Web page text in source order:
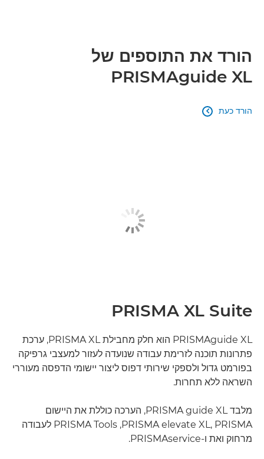
הורד את התוספים של
PRISMAguide XL
הורד כעת 
PRISMA XL Suite
PRISMAguide XL הוא חלק מחבילת PRISMA XL, ערכת
פתרונות תוכנה לזרימת עבודה שנועדה לעזור למעצבי גרפיקה
בפורמט גדול ולספקי שירותי דפוס ליצור יישומי הדפסה מעוררי
השראה ללא תחרות.
מלבד PRISMA guide XL, הערכה כוללת את היישום
PRISMA Tools ,PRISMA elevate XL, PRISMA לעבודה
מרחוק ואת ו-PRISMAservice.